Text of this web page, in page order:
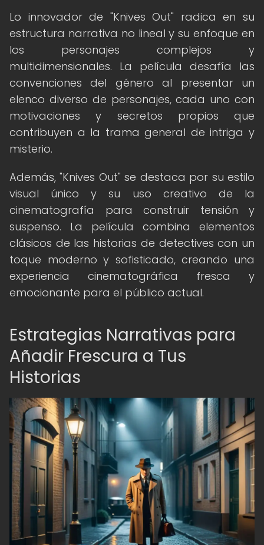
Lo innovador de "Knives Out" radica en su
estructura narrativa no lineal y su enfoque en
los personajes complejos y
multidimensionales. La película desafía las
convenciones del género al presentar un
elenco diverso de personajes, cada uno con
motivaciones y secretos propios que
contribuyen a la trama general de intriga y
misterio.
Además, "Knives Out" se destaca por su estilo
visual único y su uso creativo de la
cinematografía para construir tensión y
suspenso. La película combina elementos
clásicos de las historias de detectives con un
toque moderno y sofisticado, creando una
experiencia cinematográfica fresca y
emocionante para el público actual.
Estrategias Narrativas para
Añadir Frescura a Tus
Historias